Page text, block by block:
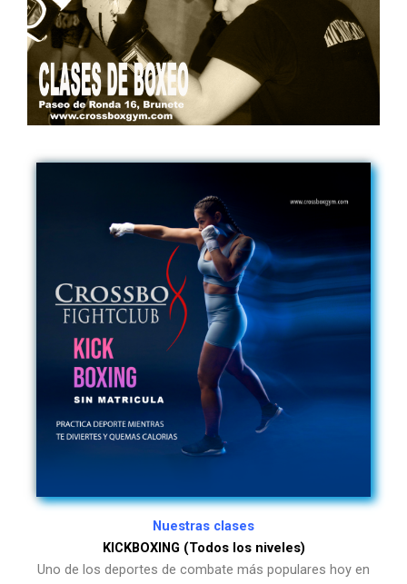
Nuestras clases
KICKBOXING (Todos los niveles)
Uno de los deportes de combate más populares hoy en